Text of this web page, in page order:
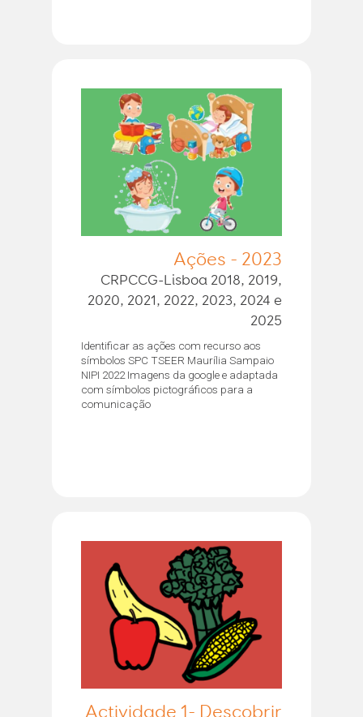
Ações - 2023
CRPCCG-Lisboa 2018, 2019,
2020, 2021, 2022, 2023, 2024 e
2025
Identificar as ações com recurso aos
símbolos SPC TSEER Maurília Sampaio
NIPI 2022 Imagens da google e adaptada
com símbolos pictográficos para a
comunicação
Actividade 1- Descobrir